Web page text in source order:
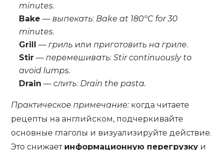
minutes.
Bake —выпекать: Bake at 180ºC for 30
minutes.
Grill —гриль илиприготовить на гриле.
Stir —перемешивать:Stir continuously to
avoid lumps.
Drain —слить: Drain the pasta.
Практическое примечание: когда читаете
рецепты на английском, подчеркивайте
основные глаголы и визуализируйте действие.
Это снижает информационную перегрузку и